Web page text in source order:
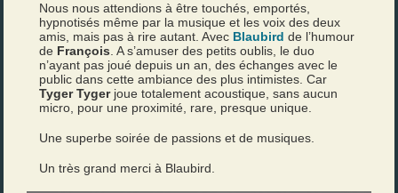
Nous nous attendions à être touchés, emportés,
hypnotisés même par la musique et les voix des deux
amis, mais pas à rire autant. Avec Blaubird de l’humour
de François . A s’amuser des petits oublis, le duo
n’ayant pas joué depuis un an, des échanges avec le
public dans cette ambiance des plus intimistes. Car
Tyger Tygerjoue totalement acoustique, sans aucun
micro, pour une proximité, rare, presque unique.
Une superbe soirée de passions et de musiques.
Un très grand merci à Blaubird.